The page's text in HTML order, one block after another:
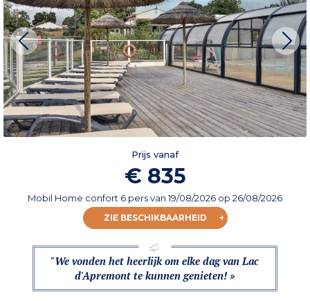
Prijs vanaf
€ 835
Mobil Home confort 6 persvan19/08/2026 op 26/08/2026
ZIE BESCHIKBAARHEID
"We vonden het heerlijk om elke dag van Lac
d'Apremont te kunnen genieten! »